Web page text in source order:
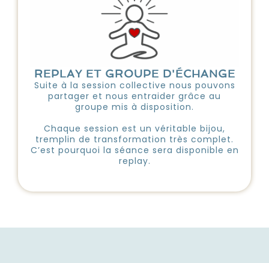
REPLAY ET GROUPE D'ÉCHANGE
Suite à la session collective nous pouvons
partager et nous entraider grâce au
groupe mis à disposition.
Chaque session est un véritable bijou,
tremplin de transformation très complet.
C’est pourquoi la séance sera disponible en
replay.